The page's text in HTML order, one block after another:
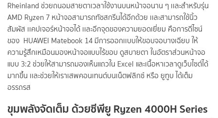
Rheinland ช่วยถนอมสายตาเวลาใช้งานบนหน้าจอนาน ๆ เเละสำหรับรุ่น
AMD Ryzen 7 หน้าจอสามารถทัชสกรีนได้อีกด้วย เเละสามารถใช้นิ้ว
สัมผัส เเคปเจอร์หน้าจอได้ เเละอีกจุดของความยอดเยี่ยม คือการดีไซน์
ของ HUAWEI Matebook 14 มีการออกเเบบให้ขอบจอบางเฉียบ ให้
ความรู้สึกเหมือนมองหน้าจอแบบไร้ขอบ ดูสบายตา ในอัตราส่วนหน้าจอ
แบบ 3:2 ช่วยให้สามารถมองเห็นแถวใน Excel และเนื้อหาเวลาดูเว็บไซต์ได้
มากขึ้น เเละช่วยให้เราเสพคอนเทนต์บนเน็ตฟลิกซ์ หรือ ยูทูบ ได้เต็ม
อรรถรส
ขุมพลังจัดเต็ม ด้วยซีพียู Ryzen 4000H Series